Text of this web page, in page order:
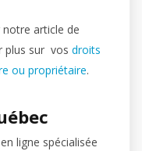
article de
plus sur vos droits
ou propriétaire.
ligne spécialisée